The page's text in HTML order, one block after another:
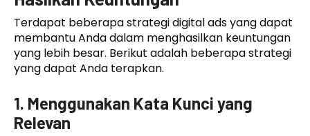
Terdapat beberapa strategi digital ads yang dapat
membantu Anda dalam menghasilkan keuntungan
yang lebih besar. Berikut adalah beberapa strategi
yang dapat Anda terapkan.
1. Menggunakan Kata Kunci yang
Relevan